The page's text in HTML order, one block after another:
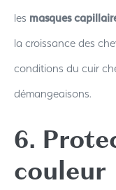
les masques
la croissance des
conditions du cuir
démangeaisons.
6.
couleur